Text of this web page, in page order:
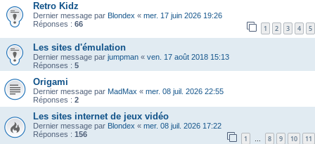
Retro Kidz
Dernier message par Blondex « mer. 17 juin 2026 19:26
Réponses : 66 1 2 3 4 5
Les sites d'émulation
Dernier message par jumpman « ven. 17 août 2018 15:13
Réponses : 5
Origami
Dernier message par MadMax « mer. 08 juil. 2026 22:55
Réponses : 2
Les sites internet de jeux vidéo
Dernier message par Blondex « mer. 08 juil. 2026 17:22
Réponses : 156 1 … 8 9 10 11